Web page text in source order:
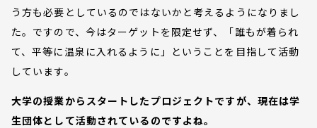
う方も必要としているのではないかと考えるようになりまし
た。ですので、今はターゲットを限定せず、「誰もが着られ
て、平等に温泉に入れるように」ということを目指して活動
しています。
大学の授業からスタートしたプロジェクトですが、現在は学
生団体として活動されているのですよね。